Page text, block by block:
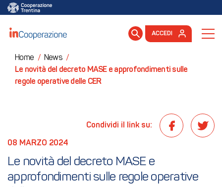
ACCEDI
Home / News /
Le novità del decreto MASE e approfondimenti sulle
regole operative delle CER
08 MARZO 2024
Condividi il link su:
Le novità del decreto MASE e
approfondimenti sulle regole operative